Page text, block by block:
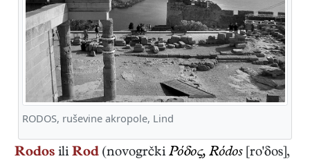
RODOS, ruševine akropole, Lind
Rodos ili Rod (novogrčki Ρόδος, Ródos [ro'δos],